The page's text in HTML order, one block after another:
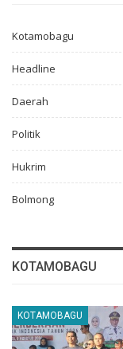
Kotamobagu
Headline
Daerah
Politik
Hukrim
Bolmong
KOTAMOBAGU
KOTAMOBAGU